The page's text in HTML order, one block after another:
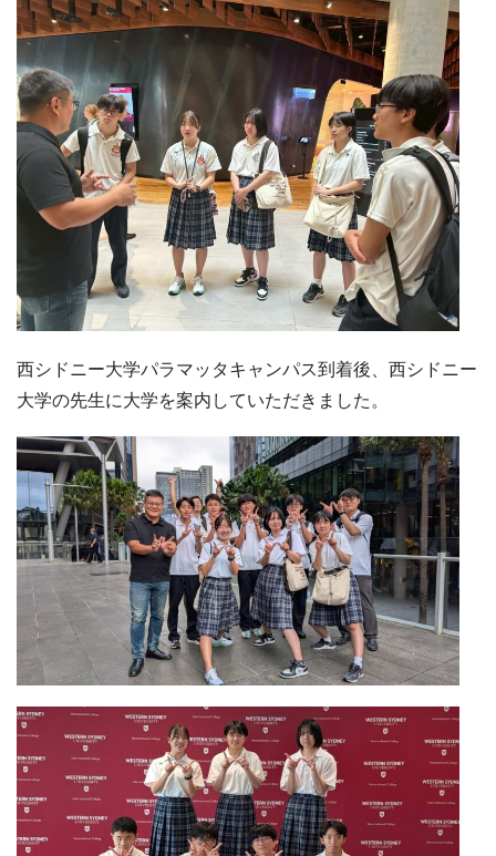
西シドニー大学パラマッタキャンパス到着後、西シドニー
大学の先生に大学を案内していただきました。